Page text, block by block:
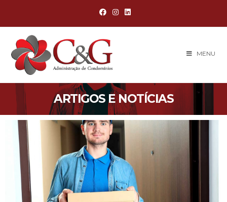
MENU
ARTIGOS E NOTÍCIAS